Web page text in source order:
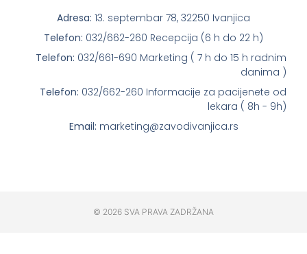
Adresa: 13. septembar 78, 32250 Ivanjica
Telefon: 032/662-260 Recepcija (6 h do 22 h)
Telefon: 032/661-690 Marketing ( 7 h do 15 h radnim
danima )
Telefon: 032/662-260 Informacije za pacijenete od
lekara ( 8h - 9h)
Email: marketing@zavodivanjica.rs
© 2026 SVA PRAVA ZADRŽANA